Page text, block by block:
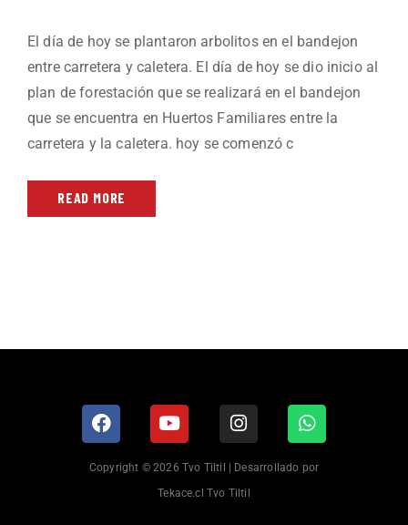
El día de hoy se plantaron arbolitos en el bandejon
entre carretera y caletera. El día de hoy se dio inicio al
plan de forestación que se realizará en el bandejon
que se encuentra en Huertos Familiares entre la
carretera y la caletera. hoy se comenzó c
READ MORE
Copyright © 2026 Tvo Tiltil | Desarrollado por
Tekace.cl Tvo Tiltil